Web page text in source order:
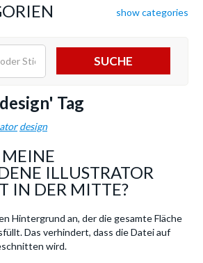
show categories
SUCHE
Tag
design
ILLUSTRATOR
IN DER MITTE?
Hintergrund an, der die gesamte Fläche
Das verhindert, dass die Datei auf
wird.